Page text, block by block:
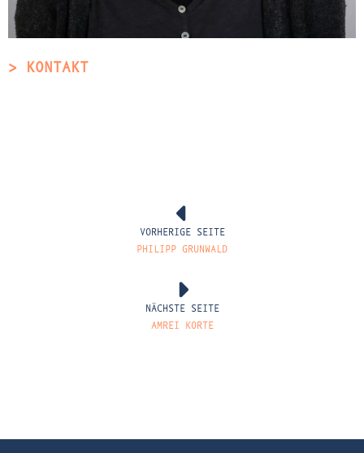
> KONTAKT
VORHERIGE SEITE
PHILIPP GRUNWALD
NÄCHSTE SEITE
AMREI KORTE